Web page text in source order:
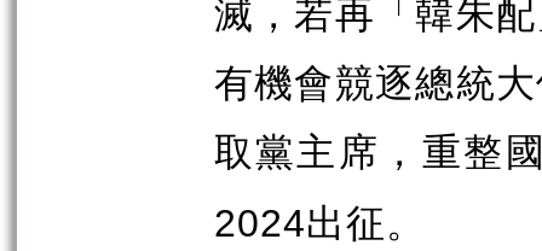
滅，若再「韓朱
有機會競逐總統
取黨主席，重整
2024出征。